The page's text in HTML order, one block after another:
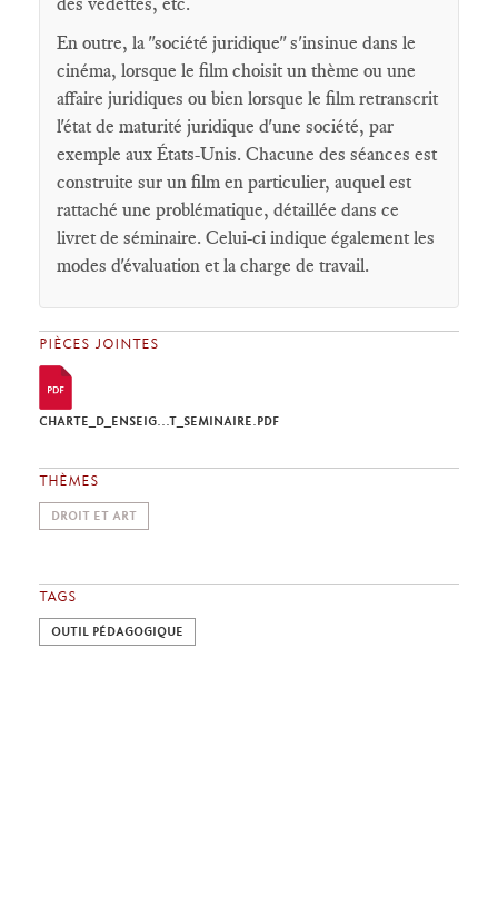
En outre, la "société juridique" s'insinue dans le
cinéma, lorsque le film choisit un thème ou une
affaire juridiques ou bien lorsque le film retranscrit
l'état de maturité juridique d'une société, par
exemple aux États-Unis. Chacune des séances est
construite sur un film en particulier, auquel est
rattaché une problématique, détaillée dans ce
livret de séminaire. Celui-ci indique également les
modes d'évaluation et la charge de travail.
PIÈCES JOINTES
CHARTE_D_ENSEIG...T_SEMINAIRE.PDF
THÈMES
DROIT ET ART
TAGS
OUTIL PÉDAGOGIQUE